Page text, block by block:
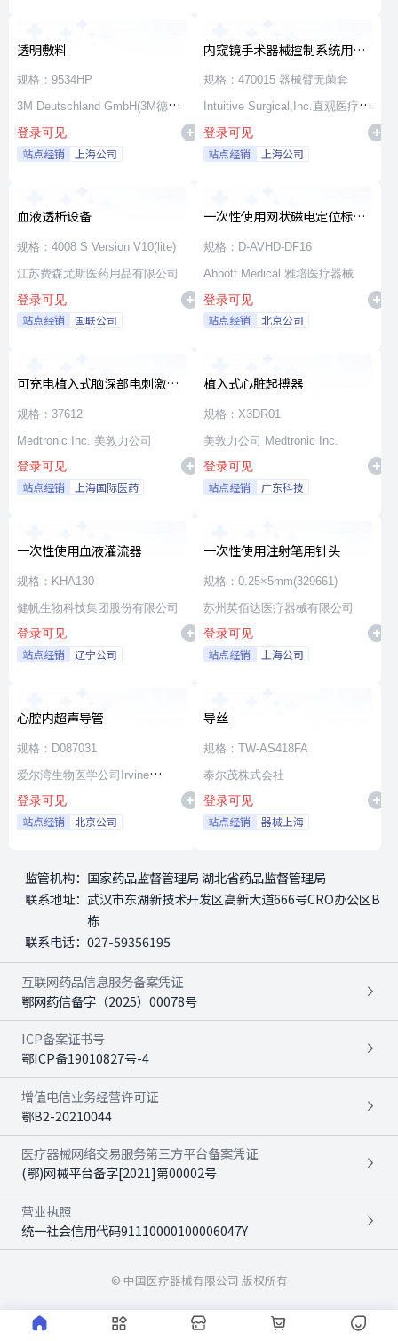
透明敷料
规格：9534HP
3M Deutschland GmbH(3M德国
公司)
登录可见
站点经销 上海公司
内窥镜手术器械控制系统用无
源器械和附件
规格：470015 器械臂无菌套
Intuitive Surgical,Inc.直观医疗公
司
登录可见
站点经销 上海公司
血液透析设备
规格：4008 S Version V10(lite)
江苏费森尤斯医药用品有限公司
登录可见
站点经销 国联公司
一次性使用网状磁电定位标测
导管
规格：D-AVHD-DF16
Abbott Medical 雅培医疗器械
登录可见
站点经销 北京公司
可充电植入式脑深部电刺激脉
冲发生器套件
规格：37612
Medtronic Inc. 美敦力公司
登录可见
站点经销 上海国际医药
植入式心脏起搏器
规格：X3DR01
美敦力公司 Medtronic Inc.
登录可见
站点经销 广东科技
一次性使用血液灌流器
规格：KHA130
健帆生物科技集团股份有限公司
登录可见
站点经销 辽宁公司
一次性使用注射笔用针头
规格：0.25×5mm(329661)
苏州英佰达医疗器械有限公司
登录可见
站点经销 上海公司
心腔内超声导管
规格：D087031
爱尔湾生物医学公司Irvine
Biomedical,Inc. a St. Jude
Medical Company
登录可见
站点经销 北京公司
导丝
规格：TW-AS418FA
泰尔茂株式会社
登录可见
站点经销 器械上海
监管机构： 国家药品监督管理局 湖北省药品监督管理局
联系地址： 武汉市东湖新技术开发区高新大道666号CRO办公区B
栋
联系电话： 027-59356195
互联网药品信息服务备案凭证
鄂网药信备字（2025）00078号
ICP备案证书号
鄂ICP备19010827号-4
增值电信业务经营许可证
鄂B2-20210044
医疗器械网络交易服务第三方平台备案凭证
(鄂)网械平台备字[2021]第00002号
营业执照
统一社会信用代码91110000100006047Y
© 中国医疗器械有限公司 版权所有